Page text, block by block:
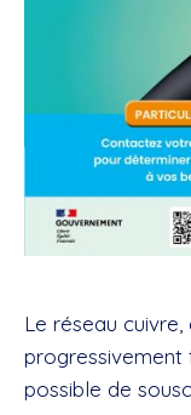
Le réseau cuivre,
progressivement
possible de